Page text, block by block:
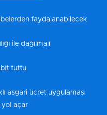
faydalanabilecek
ile dağılmalı
tuttu
asgari ücret uygulaması
yol açar